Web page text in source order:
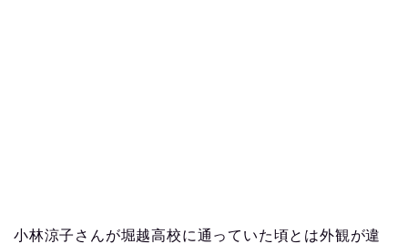
小林涼子さんが堀越高校に通っていた頃とは外観が違